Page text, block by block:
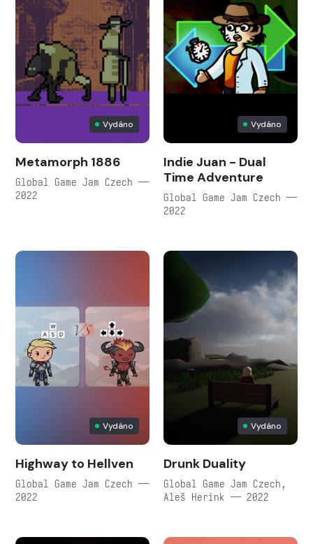
Vydáno
Metamorph 1886
Global Game Jam Czech —
2022
Vydáno
Indie Juan - Dual
Time Adventure
Global Game Jam Czech —
2022
Vydáno
Highway to Hellven
Global Game Jam Czech —
2022
Vydáno
Drunk Duality
Global Game Jam Czech,
Aleš Herink — 2022